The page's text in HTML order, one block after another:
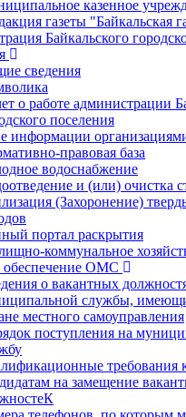
казенное
газеты "Байкальская
Байкальского
сведения
о работе администрации
поселения
информации
правовая база
водоснабжение
и (или) очистка
(Захоронение)
портал раскрытия
коммунальное
обеспечение ОМС
о вакантных
службы,
местного самоуправления
поступления на
требования
на замещение